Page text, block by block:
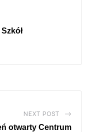
NEXT POST
otwarty Centrum